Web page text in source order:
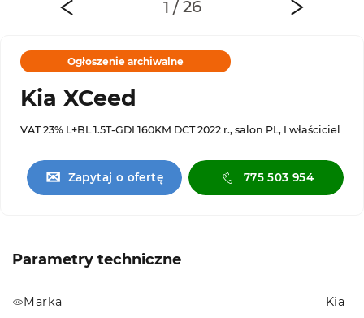
Ogłoszenie archiwalne
Kia XCeed
VAT 23% L+BL 1.5T-GDI 160KM DCT 2022 r., salon PL, I właściciel
✉ Zapytaj o ofertę 775 503 954
Parametry techniczne
Marka Kia